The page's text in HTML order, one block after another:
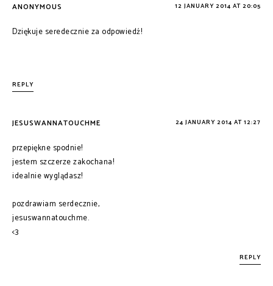
ANONYMOUS 12 JANUARY 2014 AT 20:05
Dziękuje seredecznie za odpowiedź!
REPLY
JESUSWANNATOUCHME 24 JANUARY 2014 AT 12:27
przepiękne spodnie!
jestem szczerze zakochana!
idealnie wyglądasz!
pozdrawiam serdecznie,
jesuswannatouchme.
<3
REPLY